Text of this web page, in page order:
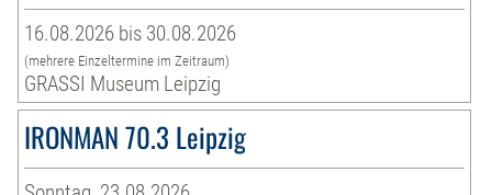
16.08.2026 bis 30.08.2026
(mehrere Einzeltermine im Zeitraum)
GRASSI Museum Leipzig
IRONMAN 70.3 Leipzig